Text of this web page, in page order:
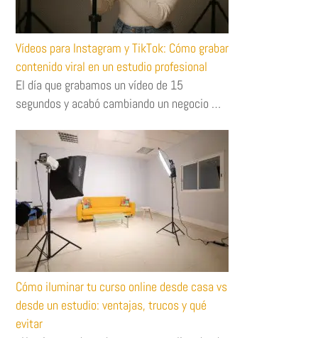
Vídeos para Instagram y TikTok: Cómo grabar
contenido viral en un estudio profesional
El día que grabamos un vídeo de 15
segundos y acabó cambiando un negocio …
Cómo iluminar tu curso online desde casa vs
desde un estudio: ventajas, trucos y qué
evitar